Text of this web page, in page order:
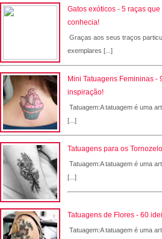
Gatos exóticos - 5 raças
conhecia!
Graças aos seus traços
exemplares [...]
Mini Tatuagens Femininas
inspiração!
Tatuagem:A tatuagem é uma
[...]
Tatuagens para os
Tatuagem:A tatuagem é uma
[...]
Tatuagens de Flores - 60
Tatuagem:A tatuagem é uma